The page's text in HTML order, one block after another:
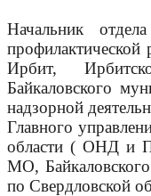
Начальник
профилактической
Ирбит,
Байкаловского
надзорной
Главного
области ( ОНД и
МО,
по Свердловской